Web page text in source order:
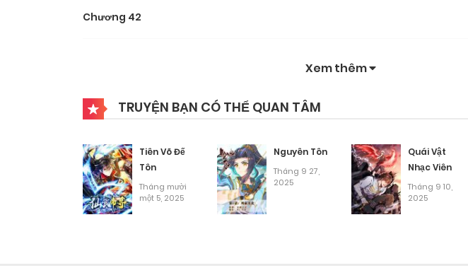
Chương 42
Chương 40
Chương 39
Chương 38
Xem thêm
TRUYỆN BẠN CÓ THỂ QUAN TÂM
Tiên Võ Đế
Tôn
Tháng mười
một 5, 2025
Nguyên Tôn
Tháng 9 27,
2025
Quái Vật
Nhạc Viên
Tháng 9 10,
2025